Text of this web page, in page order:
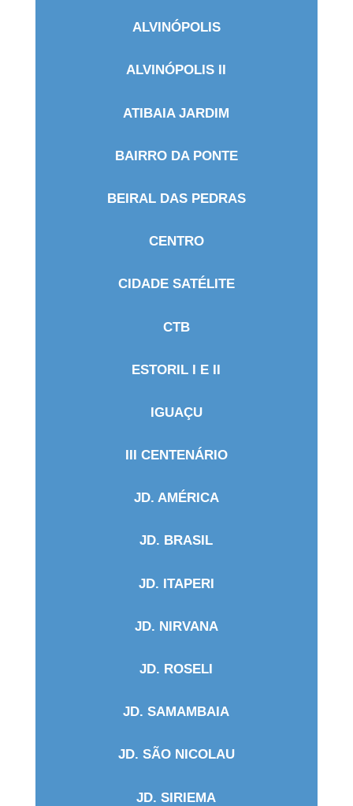
ALVINÓPOLIS
ALVINÓPOLIS II
ATIBAIA JARDIM
BAIRRO DA PONTE
BEIRAL DAS PEDRAS
CENTRO
CIDADE SATÉLITE
CTB
ESTORIL I E II
IGUAÇU
III CENTENÁRIO
JD. AMÉRICA
JD. BRASIL
JD. ITAPERI
JD. NIRVANA
JD. ROSELI
JD. SAMAMBAIA
JD. SÃO NICOLAU
JD. SIRIEMA